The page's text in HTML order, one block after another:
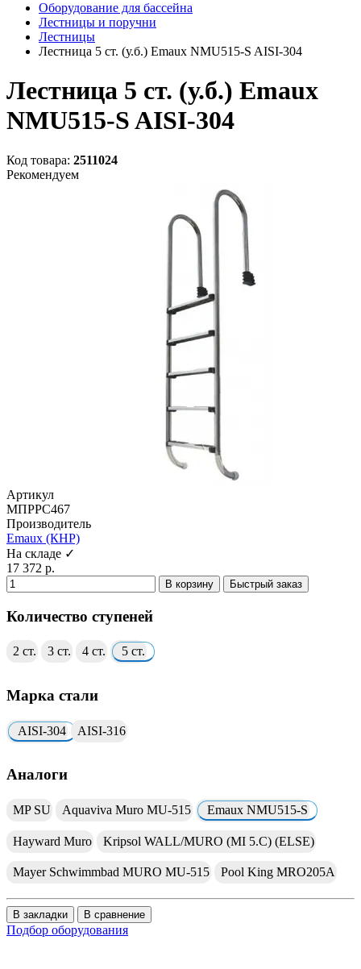
Оборудование для бассейна
Лестницы и поручни
Лестницы
Лестница 5 ст. (у.б.) Emaux NMU515-S AISI-304
Лестница 5 ст. (у.б.) Emaux
NMU515-S AISI-304
Код товара: 2511024
Рекомендуем
Артикул
МПРРС467
Производитель
Emaux (КНР)
На складе ✓
17 372 р.
В корзину Быстрый заказ
Количество ступеней
2 ст. 3 ст. 4 ст. 5 ст.
Марка стали
AISI-304 AISI-316
Аналоги
MP SU Aquaviva Muro MU-515 Emaux NMU515-S
Hayward Muro Kripsol WALL/MURO (MI 5.С) (ELSE)
Mayer Schwimmbad MURO MU-515 Pool King MRO205A
В закладки В сравнение
Подбор оборудования